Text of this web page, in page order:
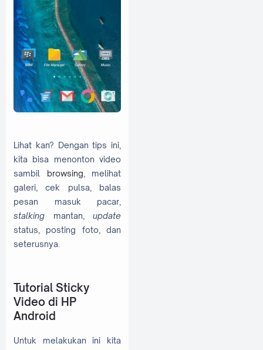
Lihat kan? Dengan tips ini,
kita bisa menonton video
sambil browsing, melihat
galeri, cek pulsa, balas
pesan masuk pacar,
stalking mantan, update
status, posting foto, dan
seterusnya.
Tutorial Sticky
Video di HP
Android
Untuk melakukan ini kita